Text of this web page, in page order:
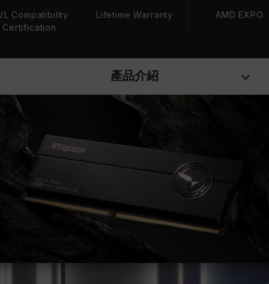
系統設定。
記憶體模組的標示頻率為最高可達頻率，並非所有
系統都能達成。
請確認您的主機板與處理器支援對應的超頻技術
的超頻頻率。
十銓科技的記憶體模組皆在正常電壓情況下進行驗
證，若有處理器或主機板故障狀況，請聯繫處理器
或主機板相關售後服務。
Compatibility
Certification
Lifetime Warranty AMD EXPO
產品介紹